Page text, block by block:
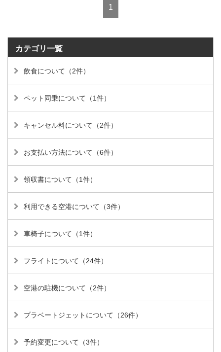
1
カテゴリ一覧
飲食について（2件）
ペット同乗について（1件）
キャンセル料について（2件）
お支払い方法について（6件）
領収書について（1件）
利用できる空港について（3件）
車椅子について（1件）
フライトについて（24件）
空港の駐機について（2件）
プラベートジェットについて（26件）
予約変更について（3件）